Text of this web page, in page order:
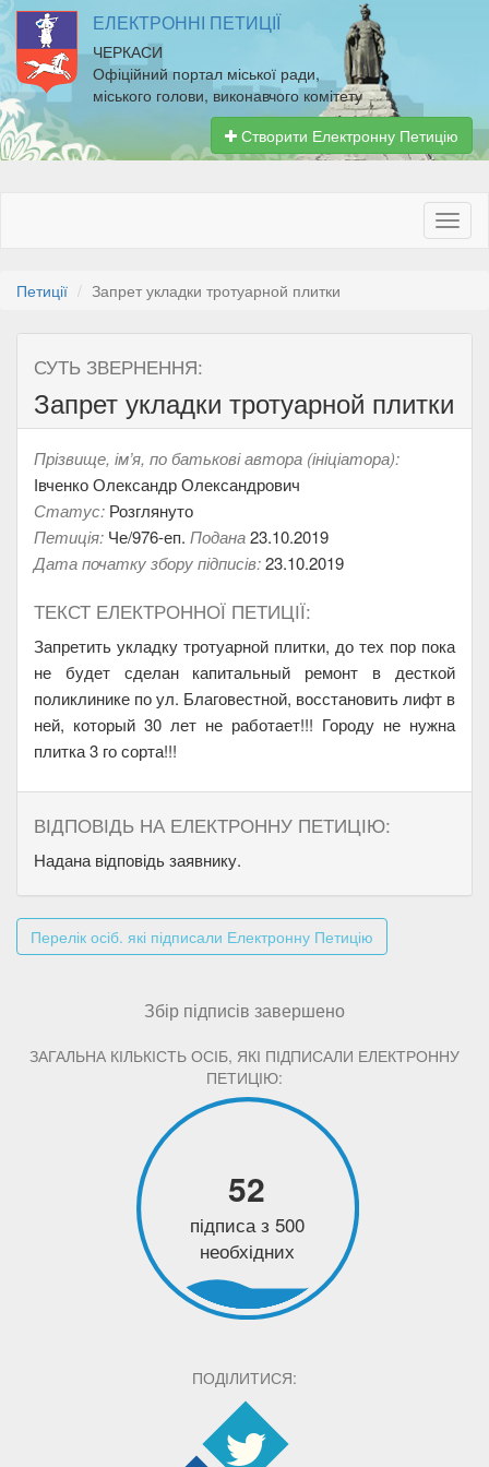
ЕЛЕКТРОННІ ПЕТИЦІЇ
ЧЕРКАСИ
Офіційний портал міської ради,
міського голови, виконавчого комітету
Створити Електронну Петицію
Петиції Запрет укладки тротуарной плитки
СУТЬ ЗВЕРНЕННЯ:
Запрет укладки тротуарной плитки
Прізвище, ім’я, по батькові автора (ініціатора):
Івченко Олександр Олександрович
Статус: Розглянуто
Петиція: Че/976-еп. Подана23.10.2019
Дата початку збору підписів:23.10.2019
ТЕКСТ ЕЛЕКТРОННОЇ ПЕТИЦІЇ:
Запретить укладку тротуарной плитки, до тех пор пока
не будет сделан капитальный ремонт в десткой
поликлинике по ул. Благовестной, восстановить лифт в
ней, который 30 лет не работает!!! Городу не нужна
плитка 3 го сорта!!!
ВІДПОВІДЬ НА ЕЛЕКТРОННУ ПЕТИЦІЮ:
Надана відповідь заявнику.
Перелік осіб. які підписали Електронну Петицію
Збір підписів завершено
ЗАГАЛЬНА КІЛЬКІСТЬ ОСІБ, ЯКІ ПІДПИСАЛИ ЕЛЕКТРОННУ
ПЕТИЦІЮ:
52
підписа з 500
необхідних
ПОДІЛИТИСЯ: